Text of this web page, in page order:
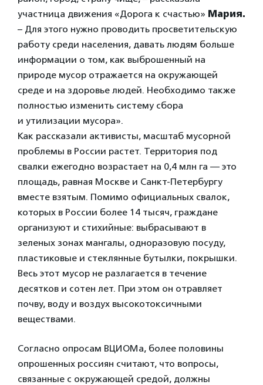
участница движения «Дорога к счастью» Мария.
– Для этого нужно проводить просветительскую
работу среди населения, давать людям больше
информации о том, как выброшенный на
природе мусор отражается на окружающей
среде и на здоровье людей. Необходимо также
полностью изменить систему сбора
и утилизации мусора».
Как рассказали активисты, масштаб мусорной
проблемы в России растет. Территория под
свалки ежегодно возрастает на 0,4 млн га — это
площадь, равная Москве и Санкт-Петербургу
вместе взятым. Помимо официальных свалок,
которых в России более 14 тысяч, граждане
организуют и стихийные: выбрасывают в
зеленых зонах мангалы, одноразовую посуду,
пластиковые и стеклянные бутылки, покрышки.
Весь этот мусор не разлагается в течение
десятков и сотен лет. При этом он отравляет
почву, воду и воздух высокотоксичными
веществами.
Согласно опросам ВЦИОМа, более половины
опрошенных россиян считают, что вопросы,
связанные с окружающей средой, должны